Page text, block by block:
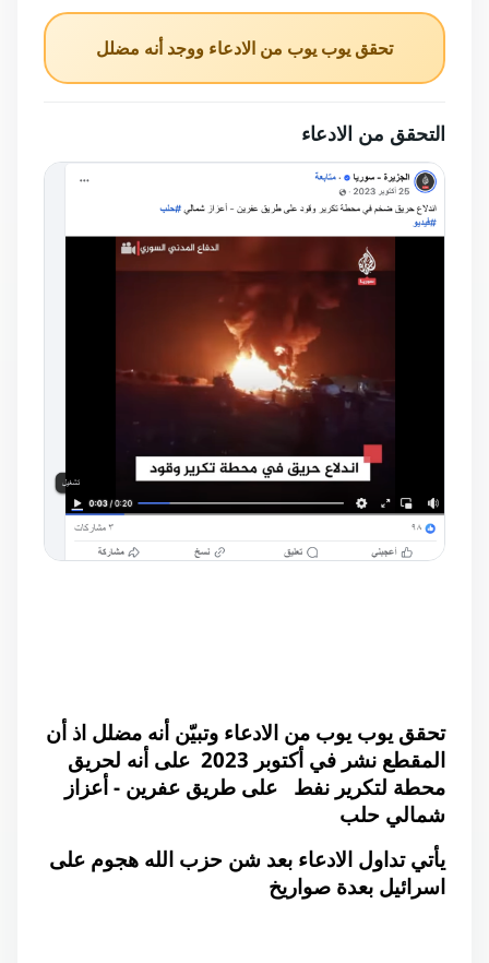
تحقق يوب يوب من الادعاء ووجد أنه مضلل
التحقق من الادعاء
تحقق يوب يوب من الادعاء وتبيّن أنه مضلل اذ أن
المقطع نشر في أكتوبر 2023 على أنه لحريق
محطة لتكرير نفط على طريق عفرين - أعزاز
شمالي حلب
يأتي تداول الادعاء بعد شن حزب الله هجوم على
اسرائيل بعدة صواريخ